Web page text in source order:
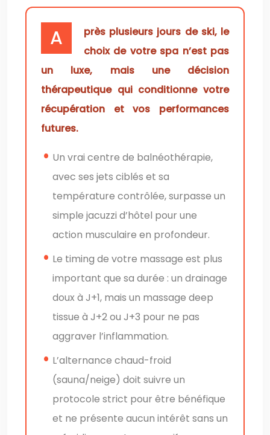
Après plusieurs jours de ski, le
choix de votre spa n’est pas
un luxe, mais une décision
thérapeutique qui conditionne votre
récupération et vos performances
futures.
Un vrai centre de balnéothérapie,
avec ses jets ciblés et sa
température contrôlée, surpasse un
simple jacuzzi d’hôtel pour une
action musculaire en profondeur.
Le timing de votre massage est plus
important que sa durée : un drainage
doux à J+1, mais un massage deep
tissue à J+2 ou J+3 pour ne pas
aggraver l’inflammation.
L’alternance chaud-froid
(sauna/neige) doit suivre un
protocole strict pour être bénéfique
et ne présente aucun intérêt sans un